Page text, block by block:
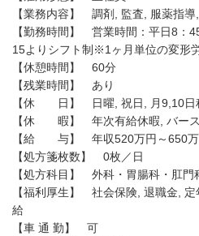
【業務内容】 調剤, 監査, 服薬指導
【勤務時間】 営業時間：平日8：
15よりシフト制※1ヶ月単位の変形
【休憩時間】 60分
【残業時間】 あり
【休 日】 日曜, 祝日, 月9,10日
【休 暇】 年次有給休暇, バース
【給 与】 年収520万円～650万
【処方箋枚数】 0枚／日
【処方科目】 外科・胃腸科・肛門
【福利厚生】 社会保険, 退職金,
給
【車 通 勤】 可